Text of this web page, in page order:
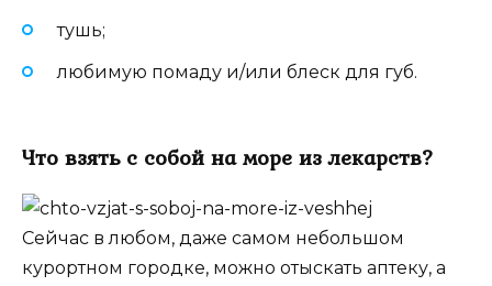
тушь;
любимую помаду и/или блеск для губ.
Что взять с собой на море из лекарств?
Сейчас в любом, даже самом небольшом
курортном городке, можно отыскать аптеку, а